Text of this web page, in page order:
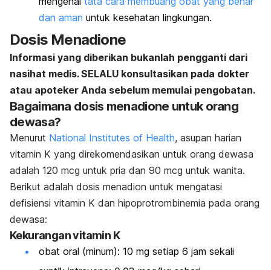
dan aman untuk kesehatan lingkungan.
Dosis Menadione
Informasi yang diberikan bukanlah pengganti dari
nasihat medis. SELALU konsultasikan pada dokter
atau apoteker Anda sebelum memulai pengobatan.
Bagaimana dosis menadione untuk orang
dewasa?
Menurut National Institutes of Health, asupan harian
vitamin K yang direkomendasikan untuk orang dewasa
adalah 120 mcg untuk pria dan 90 mcg untuk wanita.
Berikut adalah dosis menadion untuk mengatasi
defisiensi vitamin K dan hipoprotrombinemia pada orang
dewasa:
Kekurangan vitamin K
obat oral (minum): 10 mg setiap 6 jam sekali